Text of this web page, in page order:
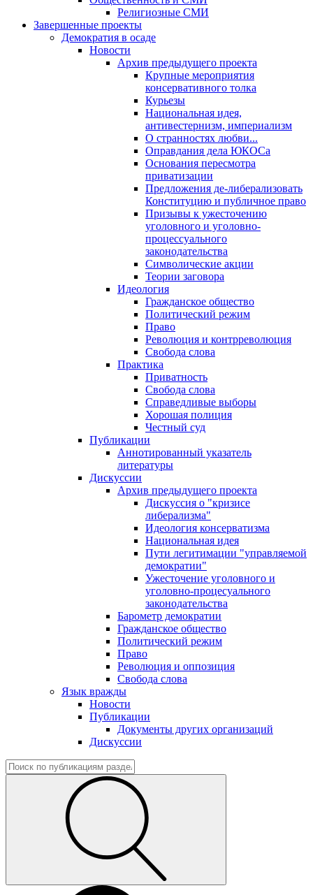
Религиозные СМИ
Завершенные проекты
Демократия в осаде
Новости
Архив предыдущего проекта
Крупные мероприятия
консервативного толка
Курьезы
Национальная идея,
антивестернизм, империализм
О странностях любви...
Оправдания дела ЮКОСа
Основания пересмотра
приватизации
Предложения де-либерализовать
Конституцию и публичное право
Призывы к ужесточению
уголовного и уголовно-
процессуального
законодательства
Символические акции
Теории заговора
Идеология
Гражданское общество
Политический режим
Право
Революция и контрреволюция
Свобода слова
Практика
Приватность
Свобода слова
Справедливые выборы
Хорошая полиция
Честный суд
Публикации
Аннотированный указатель
литературы
Дискуссии
Архив предыдущего проекта
Дискуссия о "кризисе
либерализма"
Идеология консерватизма
Национальная идея
Пути легитимации "управляемой
демократии"
Ужесточение уголовного и
уголовно-процесуального
законодательства
Барометр демократии
Гражданское общество
Политический режим
Право
Революция и оппозиция
Свобода слова
Язык вражды
Новости
Публикации
Документы других организаций
Дискуссии